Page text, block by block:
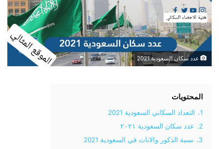
عدد سكان السعودية 2021
المحتويات
1.
التعداد السكاني السعودية 2021
2.
عدد سكان السعودية ٢٠٢١
3.
نسبة الذكور والاناث في السعودية 2021